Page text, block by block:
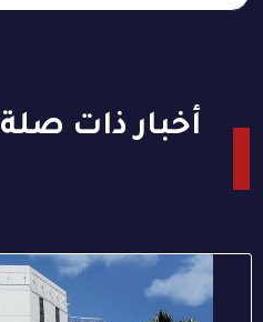
أخبار ذات صلة